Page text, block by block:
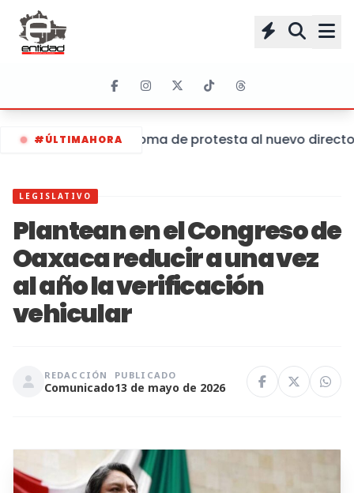
#ÚLTIMAHORA Toma de protesta al nuevo
LEGISLATIVO
Plantean en el Congreso de
Oaxaca reducir a una vez
al año la verificación
vehicular
REDACCIÓN
Comunicado
PUBLICADO
13 de mayo de 2026